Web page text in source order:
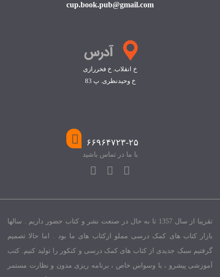
cup.book.pub@gmail.com
خ انقلاب. خ فخررازی
خ وحیدنظری. پ 83
۶۶۹۶۴۷۲۳-۲۵
با ما در تماس باشید
تقریبا از سال 1357 تا به حال در صنعت نشر و کتاب حضور داریم . سالها
بازار کتاب های کمک درسی مملو ازکتاب های ما بود . اما حالا تصمیم
گرفتیم سبک جدیدی از کتاب های کمک درسی و کنکور را تولید کنیم. کتب
آموزشی پیشرو ، با وسواس خاص ، برنامه ریزی مدون و نظارت مستمر